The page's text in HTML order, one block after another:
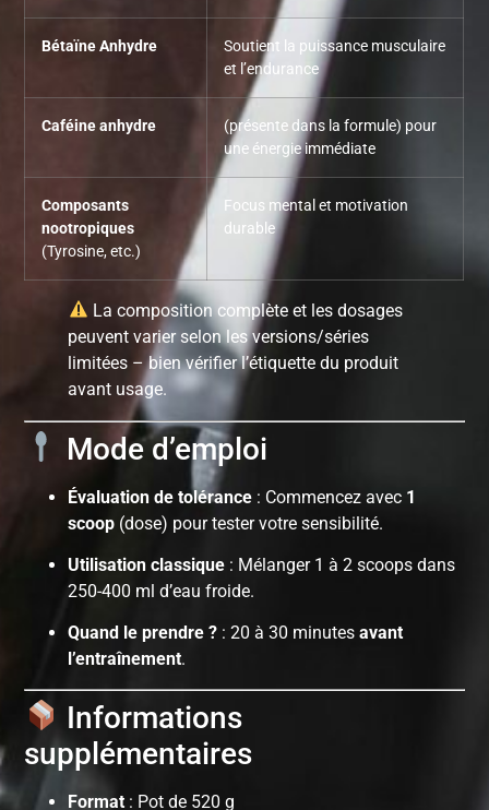
Bétaïne Anhydre
Soutient la puissance musculaire
et l’endurance
Caféine anhydre
(présente dans la formule) pour
une énergie immédiate
Composants
nootropiques
(Tyrosine, etc.)
Focus mental et motivation
durable
La composition complète et les dosages
peuvent varier selon les versions/séries
limitées – bien vérifier l’étiquette du produit
avant usage.
Mode d’emploi
Évaluation de tolérance : Commencez avec 1
scoop (dose) pour tester votre sensibilité.
Utilisation classique : Mélanger 1 à 2 scoops dans
250-400 ml d’eau froide.
Quand le prendre ? : 20 à 30 minutesavant
l’entraînement.
Informations
supplémentaires
Format: Pot de 520 g